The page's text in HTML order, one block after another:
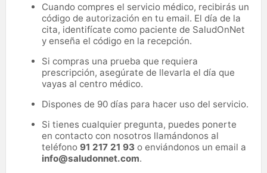
Cuando compres el servicio médico, recibirás un
código de autorización en tu email. El día de la
cita, identifícate como paciente de SaludOnNet
y enseña el código en la recepción.
Si compras una prueba que requiera
prescripción, asegúrate de llevarla el día que
vayas al centro médico.
Dispones de 90 días para hacer uso del servicio.
Si tienes cualquier pregunta, puedes ponerte
en contacto con nosotros llamándonos al
teléfono 91 217 21 93 o enviándonos un email a
info@saludonnet.com.